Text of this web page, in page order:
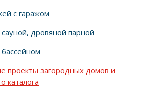
Атик
с угловым остеклением
с гаражом
дровяной парной
проекты загородных домов и
каталога